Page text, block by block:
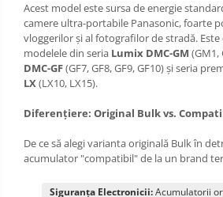
Acest model este sursa de energie
camere ultra-portabile Panasonic, foarte
vloggerilor și al fotografilor de stradă.
modelele din seria Lumix DMC-GM (GM1,
DMC-GF(GF7, GF8, GF9, GF10) și seria
LX(LX10, LX15).
Diferențiere: Original Bulk vs.
De ce să alegi varianta originală Bulk în
acumulator "compatibil" de la un brand
Siguranța Electronicii:Acumulatorii